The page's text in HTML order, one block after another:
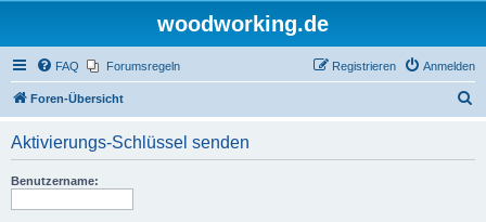
woodworking.de
FAQ Forumsregeln Anmelden
Registrieren
Foren-Übersicht
Aktivierungs-Schlüssel senden
Benutzername: